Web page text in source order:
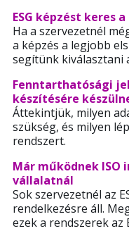
ESG képzést keres
Ha a szervezetnél
a képzés a legjobb
segítünk kiválasztani
Fenntarthatósági
készítésére
Áttekintjük, milyen
szükség, és milyen
rendszert.
Már működnek ISO
vállalatnál
Sok szervezetnél az
rendelkezésre áll.
ezek a rendszerek az